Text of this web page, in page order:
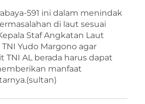
591 ini dalam menindak
di laut sesuai
Staf Angkatan Laut
TNI Yudo Margono agar
TNI AL berada harus dapat
manfaat